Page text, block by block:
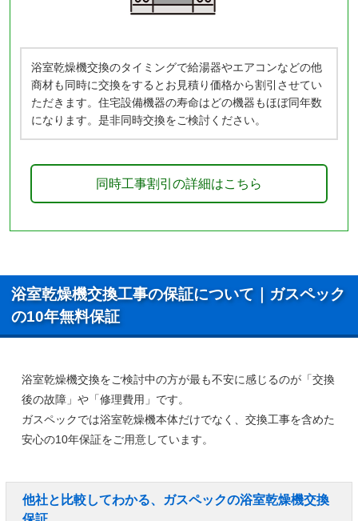
浴室乾燥機交換のタイミングで給湯器やエアコンなどの他
商材も同時に交換をするとお見積り価格から割引させてい
ただきます。住宅設備機器の寿命はどの機器もほぼ同年数
になります。是非同時交換をご検討ください。
同時工事割引の詳細はこちら
浴室乾燥機交換工事の保証について｜ガスペック
の10年無料保証
浴室乾燥機交換をご検討中の方が最も不安に感じるのが「交換
後の故障」や「修理費用」です。
ガスペックでは浴室乾燥機本体だけでなく、交換工事を含めた
安心の10年保証をご用意しています。
他社と比較してわかる、ガスペックの浴室乾燥機交換